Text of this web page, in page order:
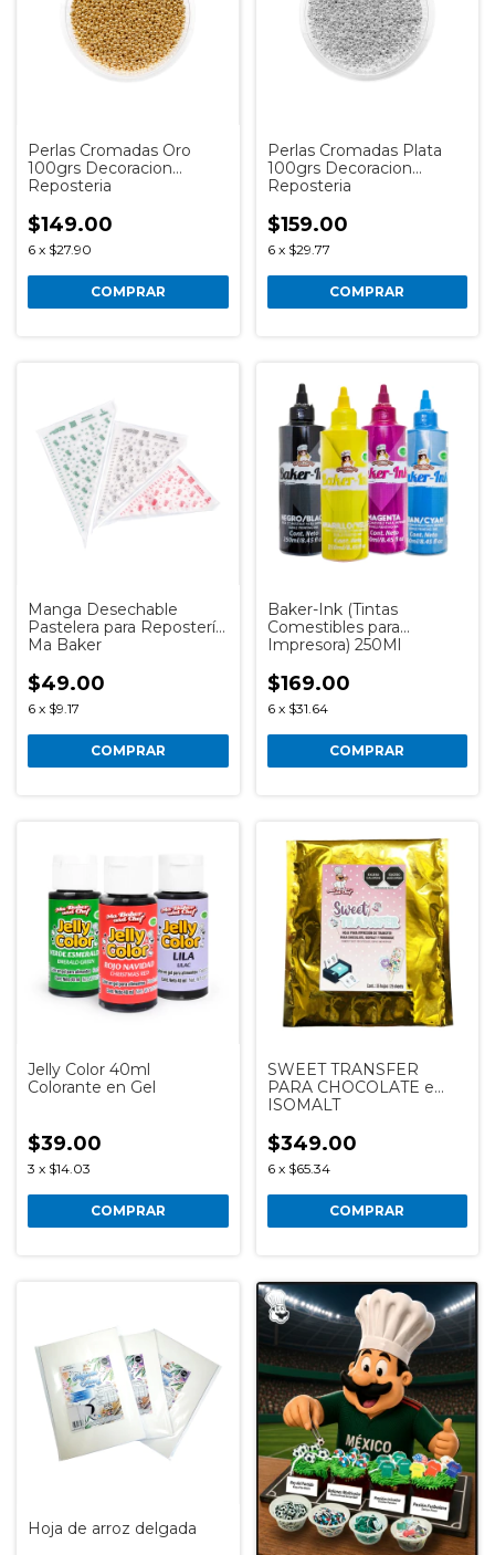
Perlas Cromadas Oro
100grs Decoracion
Reposteria
$149.00
6 x $27.90
COMPRAR
Perlas Cromadas Plata
100grs Decoracion
Reposteria
$159.00
6 x $29.77
COMPRAR
Manga Desechable
Pastelera para Repostería
Ma Baker
$49.00
6 x $9.17
COMPRAR
Baker-Ink (Tintas
Comestibles para
Impresora) 250Ml
$169.00
6 x $31.64
COMPRAR
Jelly Color 40ml
Colorante en Gel
$39.00
3 x $14.03
COMPRAR
SWEET TRANSFER
PARA CHOCOLATE e
ISOMALT
$349.00
6 x $65.34
COMPRAR
Hoja de arroz delgada